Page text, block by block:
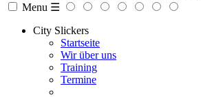
Menu ☰
City Slickers
Startseite
Wir über uns
Training
Termine